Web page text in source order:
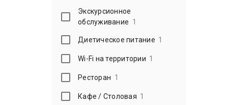
Экскурсионное
обслуживание 1
Диетическое питание 1
Wi-Fi на территории 1
Ресторан 1
Кафе / Столовая 1